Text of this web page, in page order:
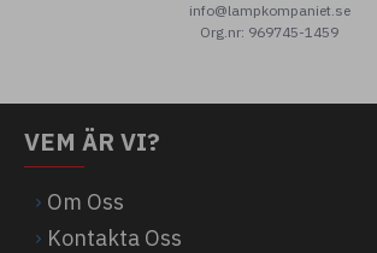
info@lampkompaniet.se
Org.nr: 969745-1459
VEM ÄR VI?
Om Oss
Kontakta Oss